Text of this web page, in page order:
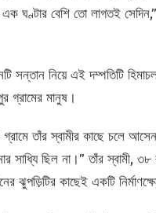
ঘণ্টার বেশি তো লাগতই
সন্তান নিয়ে এই দম্পতিটি
গ্রামের মানুষ।
তাঁর স্বামীর কাছে চলে
সাধ্যি ছিল না।” তাঁর স্বামী,
ঝুপড়িটির কাছেই একটি